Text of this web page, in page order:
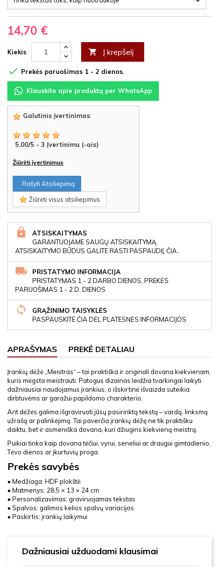
14,70 €
Kiekis  Į krepšelį
 Prekės paruošimas 1 - 2 dienos.
Klauskite apie produktą per WhatsApp
Galutinis įvertinimas:
5,00/5 - 3 Įvertinimu (-ais)
Žiūrėti įvertinimus
Rašyti Atsiliepimą
Žiūrėti visus atsiliepimus
ATSISKAITYMAS
GARANTUOJAME SAUGŲ ATSISKAITYMĄ.
ATSISKAITYMO BŪDUS GALITE RASTI PASPAUDĘ ČIA..
PRISTATYMO INFORMACIJA
PRISTATYMAS 1 - 2 DARBO DIENOS, PREKĖS
PARUOŠIMAS 1 - 2 D. DIENOS
GRĄŽINIMO TAISYKLĖS
PASPAUSKITE ČIA DĖL PLATESNĖS INFORMACIJOS
APRAŠYMAS PREKĖ DETALIAU
Įrankių dėžė „Meistras“ – tai praktiška ir originali dovana kiekvienam,
kuris mėgsta meistrauti. Patogus dizainas leidžia tvarkingai laikyti
dažniausiai naudojamus įrankius, o išskirtinė išvaizda suteikia
dirbtuvėms ar garažui papildomo charakterio.
Ant dėžės galima išgraviruoti jūsų pasirinktą tekstą – vardą, linksmą
užrašą ar palinkėjimą. Tai paverčia įrankių dėžę ne tik praktišku
daiktu, bet ir asmeniška dovana, kuri džiugins kiekvieną meistrą.
Puikiai tinka kaip dovana tėčiui, vyrui, seneliui ar draugui gimtadienio,
Tėvo dienos ar įkurtuvių proga.
Prekės savybės
• Medžiaga: HDF plokštė
• Matmenys: 28,5 × 13 × 24 cm
• Personalizavimas: graviruojamas tekstas
• Spalvos: galimos kelios spalvų variacijos
• Paskirtis: įrankių laikymui
Dažniausiai užduodami klausimai